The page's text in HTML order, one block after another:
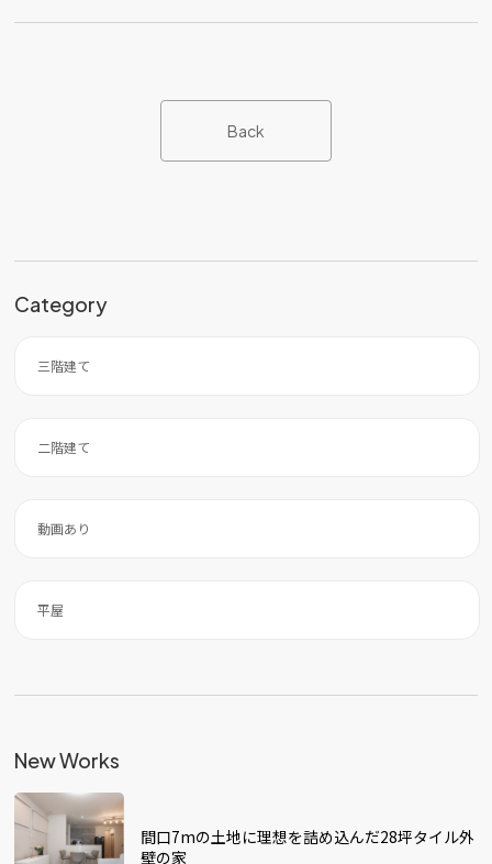
Back
Category
三階建て
二階建て
動画あり
平屋
New Works
間口7mの土地に理想を詰め込んだ28坪タイル外
壁の家